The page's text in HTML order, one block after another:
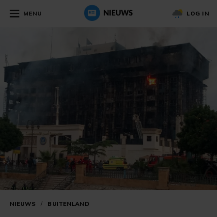
MENU LOG IN
NIEUWS / BUITENLAND